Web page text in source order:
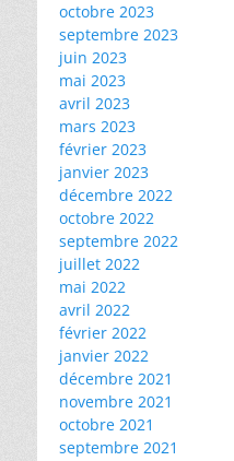
octobre 2023
septembre 2023
juin 2023
mai 2023
avril 2023
mars 2023
février 2023
janvier 2023
décembre 2022
octobre 2022
septembre 2022
juillet 2022
mai 2022
avril 2022
février 2022
janvier 2022
décembre 2021
novembre 2021
octobre 2021
septembre 2021